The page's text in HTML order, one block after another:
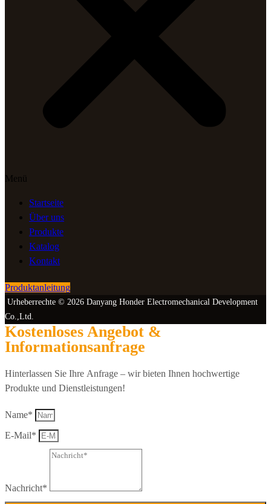
Menü
Startseite
Über uns
Produkte
Katalog
Kontakt
Produktanleitung
Urheberrechte © 2026 Danyang Honder Electromechanical Development
Co.,Ltd.
Kostenloses Angebot &
Informationsanfrage
Hinterlassen Sie Ihre Anfrage – wir bieten Ihnen hochwertige
Produkte und Dienstleistungen!
Name*
E-Mail*
Nachricht*